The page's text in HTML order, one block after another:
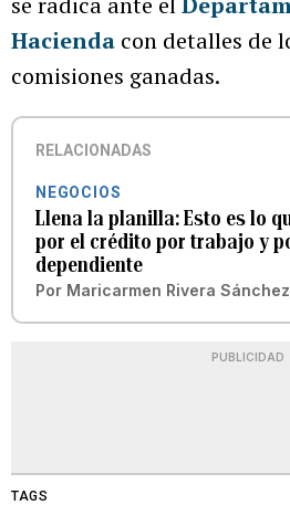
Hacienda con detalles de
comisiones ganadas.
RELACIONADAS
NEGOCIOS
Llena la planilla: Esto es lo
por el crédito por trabajo y
dependiente
Por Maricarmen Rivera Sánchez
PUBLICIDAD
TAGS